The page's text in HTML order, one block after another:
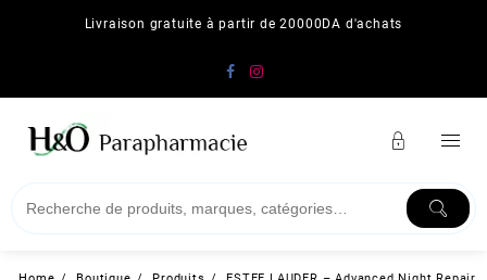
Livraison gratuite à partir de 20000DA d'achats